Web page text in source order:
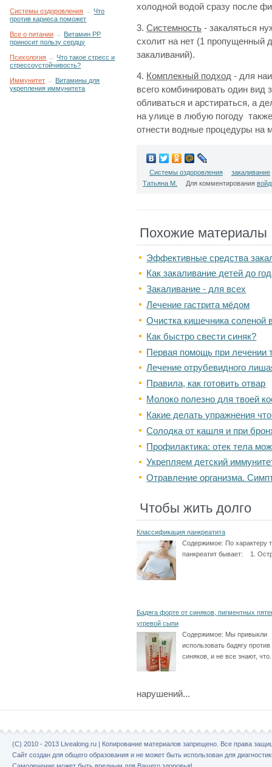
холодной водой сразу после
3. Системность - закаляться
схолит на нет (1 пропущенный
закаливаний).
4. Комплекный подход - для
всего комбинировать один вид
обливаться и арстираться, а
на улице в любую погоду
отнести водные процедуры на
Системы оздоровления
закаливание
Татьяна М.
Для комментирования
Похожие материалы
Эффективные средства
Как закаливание детей до
Закаливание - для всех
Лечение гастрита мёдом
Очистка кишечника соленой
Как быстро свести синяк?
Первая помощь при лечении
Лечение отрубевидного
Правила, как готовить отвар
Молоко полезно для твоей
Какие делать упражнения
Солодка от кашля и при
Профилактика: отек тела
Укрепляем детский
Отравление организма.
Чтобы жить долго
Классификация панкреатита
Содержимое: По характеру
панкреатит бывает: 1.
Бадяга форте от синяков, пигментных
угревой сыпи
Содержимое: Мы привыкли
использовать бадягу против
синяков, и не все знают,
нарушений...
Системы оздоровления →Что
против кариеса поможет
Все о питании → Витамин РР
приносит пользу сердцу
Психология →Что такое стресс и
стрессоустойчивость?
Иммунитет → Витамины для
укрепления иммунитета
(C) 2010 - 2013 Livealong.ru | Копирование материалов запрещено. Все права
Сайт создан для общего образования и не может быть использован для